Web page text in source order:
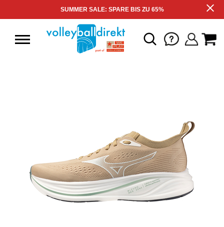
SUMMER SALE: SPARE BIS ZU 65%